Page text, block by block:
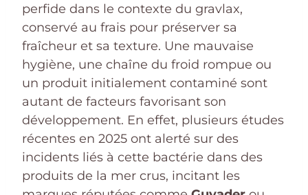
perfide dans le contexte du gravlax,
conservé au frais pour préserver sa
fraîcheur et sa texture. Une mauvaise
hygiène, une chaîne du froid rompue ou
un produit initialement contaminé sont
autant de facteurs favorisant son
développement. En effet, plusieurs études
récentes en 2025 ont alerté sur des
incidents liés à cette bactérie dans des
produits de la mer crus, incitant les